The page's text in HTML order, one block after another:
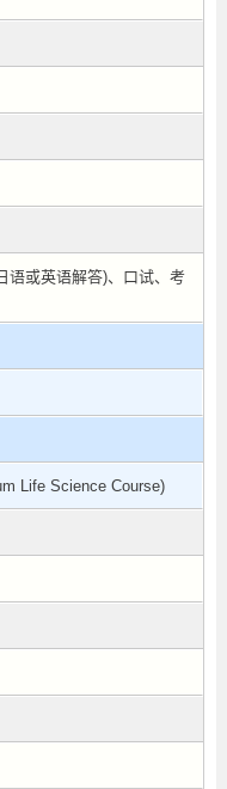
语或英语解答)、口试、考
Life Science Course)